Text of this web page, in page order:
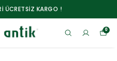
ÜCRETSİZ KARGO !
0